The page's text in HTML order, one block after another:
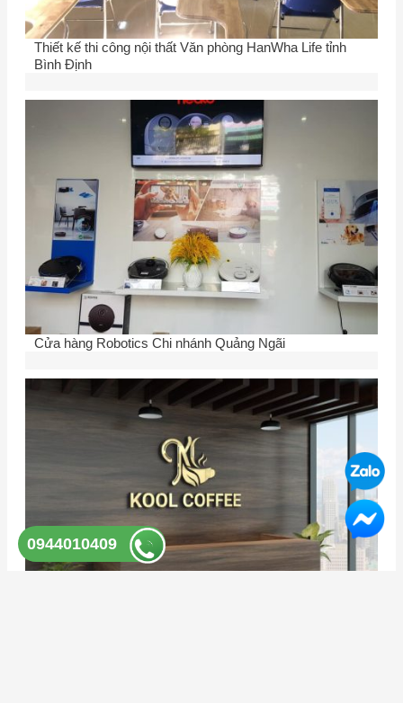
Thiết kế thi công nội thất Văn phòng HanWha Life tỉnh
Bình Định
Cửa hàng Robotics Chi nhánh Quảng Ngãi
0944010409